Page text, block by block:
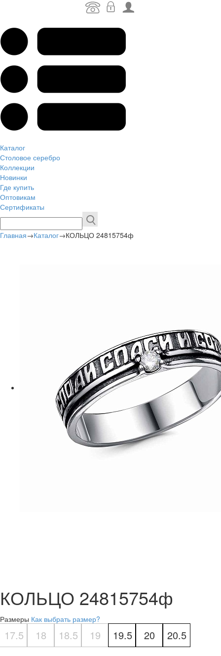
Каталог
Столовое серебро
Коллекции
Новинки
Где купить
Оптовикам
Сертификаты
Главная→Каталог→КОЛЬЦО 24815754ф
КОЛЬЦО 24815754ф
Размеры Как выбрать размер?
17.5 18 18.5 19 19.5 20 20.5